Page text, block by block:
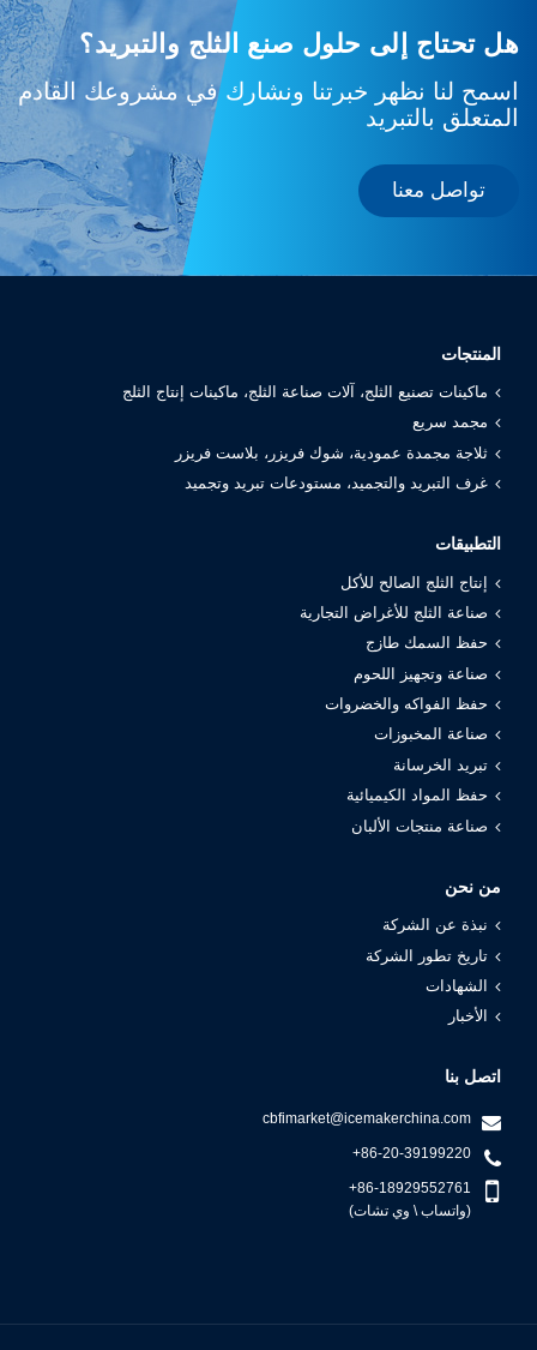
هل تحتاج إلى حلول صنع الثلج والتبريد؟
اسمح لنا نظهر خبرتنا ونشارك في مشروعك القادم
المتعلق بالتبريد
تواصل معنا
المنتجات
ماكينات تصنيع الثلج، آلات صناعة الثلج، ماكينات إنتاج الثلج
مجمد سريع
ثلاجة مجمدة عمودية، شوك فريزر، بلاست فريزر
غرف التبريد والتجميد، مستودعات تبريد وتجميد
التطبيقات
إنتاج الثلج الصالح للأكل
صناعة الثلج للأغراض التجارية
حفظ السمك طازج
صناعة وتجهيز اللحوم
حفظ الفواكه والخضروات
صناعة المخبوزات
تبريد الخرسانة
حفظ المواد الكيميائية
صناعة منتجات الألبان
من نحن
نبذة عن الشركة
تاريخ تطور الشركة
الشهادات
الأخبار
اتصل بنا
cbfimarket@icemakerchina.com
+86-20-39199220
+86-18929552761
(واتساب \ وي تشات)